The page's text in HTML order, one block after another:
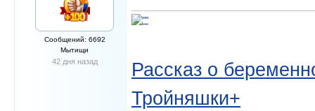
Сообщений: 6692
Мытищи
42 дня назад
Рассказ о
Тройняшки+